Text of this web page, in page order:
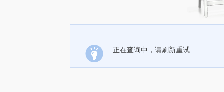
正在查询中，请刷新重试